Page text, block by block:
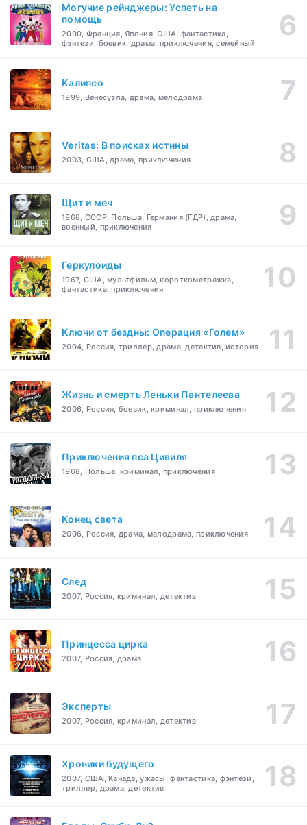
Могучие рейнджеры: Успеть на
помощь
2000, Франция, Япония, США, фантастика,
фэнтези, боевик, драма, приключения, семейный
Калипсо
1999, Венесуэла, драма, мелодрама
Veritas: В поисках истины
2003, США, драма, приключения
Щит и меч
1968, СССР, Польша, Германия (ГДР), драма,
военный, приключения
Геркулоиды
1967, США, мультфильм, короткометражка,
фантастика, приключения
Ключи от бездны: Операция «Голем»
2004, Россия, триллер, драма, детектив, история
Жизнь и смерть Леньки Пантелеева
2006, Россия, боевик, криминал, приключения
Приключения пса Цивиля
1968, Польша, криминал, приключения
Конец света
2006, Россия, драма, мелодрама, приключения
След
2007, Россия, криминал, детектив
Принцесса цирка
2007, Россия, драма
Эксперты
2007, Россия, криминал, детектив
Хроники будущего
2007, США, Канада, ужасы, фантастика, фэнтези,
триллер, драма, детектив